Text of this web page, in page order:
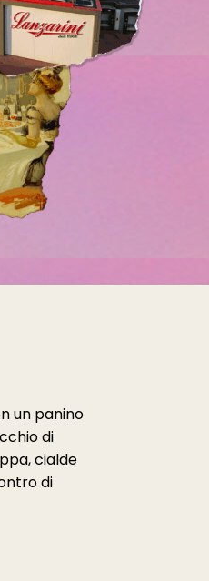
un panino
di
cialde
di